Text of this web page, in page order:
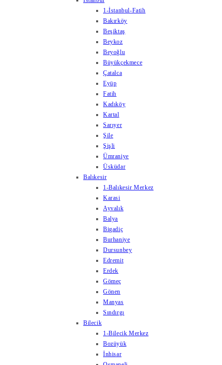
1-İstanbul-Fatih
Bakırköy
Beşiktaş
Beykoz
Beyoğlu
Büyükçekmece
Çatalca
Eyüp
Fatih
Kadıköy
Kartal
Sarıyer
Şile
Şişli
Ümraniye
Üsküdar
Balıkesir
1-Balıkesir Merkez
Karasi
Ayvalık
Balya
Bigadiç
Burhaniye
Dursunbey
Edremit
Erdek
Gömeç
Gönen
Manyas
Sındırgı
Bilecik
1-Bilecik Merkez
Bozüyük
İnhisar